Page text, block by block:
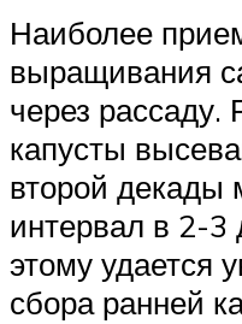
Наиболее
выращивания
через рассаду.
капусты
второй декады
интервал в 2-3
этому удается
сбора ранней